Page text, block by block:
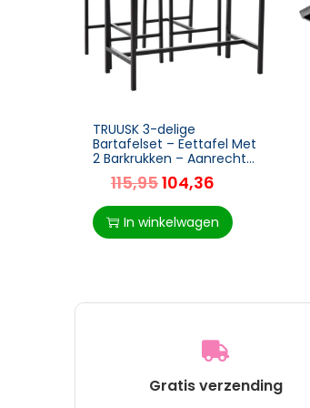
TRUUSK 3-delige
Bartafelset – Eettafel Met
2 Barkrukken – Aanrecht
Met Barkrukken –
Zitgroep Voor Keuken –
Eetkamer En Bistro –
115,95104,36
In winkelwagen
Gratis verzending